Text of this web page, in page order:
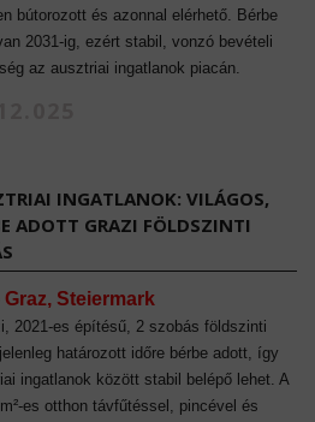
bútorozott és azonnal elérhető. Bérbe
2031-ig, ezért stabil, vonzó bevételi
az ausztriai ingatlanok piacán.
INGATLANOK: VILÁGOS,
ADOTT GRAZI FÖLDSZINTI
Graz, Steiermark
2021-es építésű, 2 szobás földszinti
határozott időre bérbe adott, így
ingatlanok között stabil belépő lehet. A
es otthon távfűtéssel, pincével és